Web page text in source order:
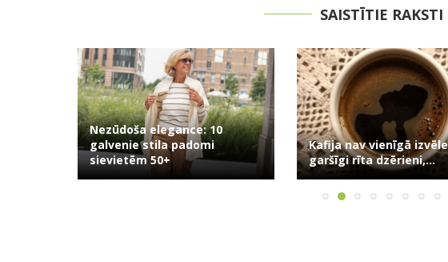
SAISTĪTIE RAKSTI
Nezūdoša elegance: 10
galvenie stila padomi
sievietēm 50+
Kafija nav vienīgā izvēle: 5
garšīgi rīta dzērieni,...